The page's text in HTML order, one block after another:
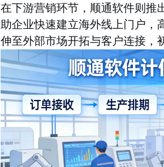
在下游营销环节，顺通软件则推
助企业快速建立海外线上门户，
伸至外部市场开拓与客户连接，